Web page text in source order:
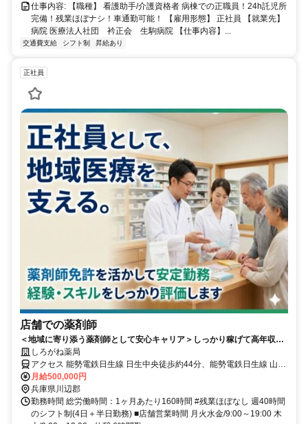
仕事内容: 【職種】 看護助手/介護資格者 病棟での正職員！24h託児所
完備！残業ほぼナシ！車通勤可能！ 【雇用形態】 正社員 【就業先】
病院 医療法人社団 衿正会 生駒病院 【仕事内容】...
交通費支給 シフト制 昇給あり
正社員
店舗での薬剤師
＜地域に寄り添う薬剤師として安心キャリア＞しっかり稼げて高年収を
実現！／店舗薬剤師としてキャリアスタート／休み充実で私生活と両立
可能／研修・福利厚生充実で長く働ける環境
しろがね薬局
アクセス 能勢電鉄日生線 日生中央徒歩約44分、能勢電鉄日生線 山下
（兵庫県）徒歩約76分、能勢電鉄日生線 山下（兵庫県）徒歩約76分
能勢電鉄日生線 日生中央駅からバス
月給500,000円
兵庫県川辺郡
勤務時間 総労働時間：1ヶ月あたり160時間 #残業ほぼなし 週40時間
のシフト制(4日＋半日勤務) ■店舗営業時間 月火水金/9:00～19:00 木